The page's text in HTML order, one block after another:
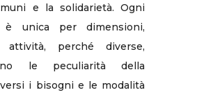
e la solidarietà. Ogni
è unica per dimensioni,
perché diverse,
le peculiarità della
i bisogni e le modalità